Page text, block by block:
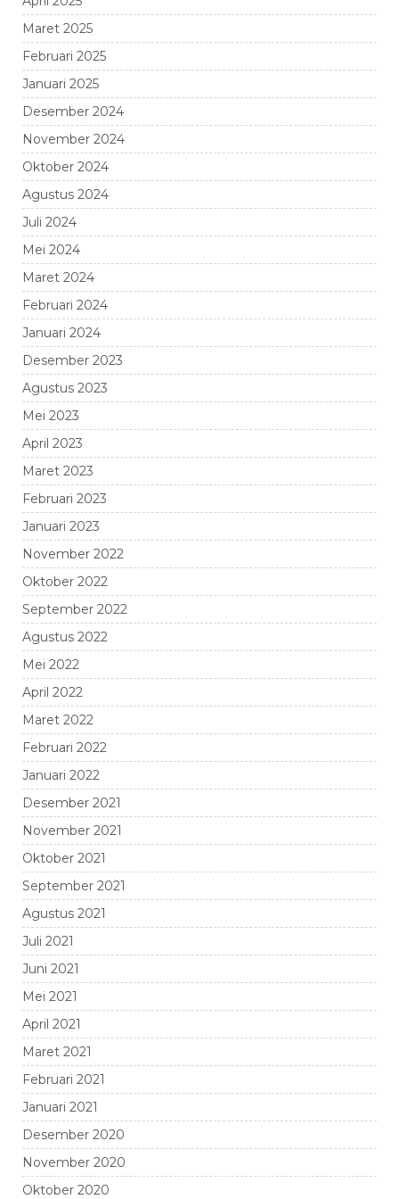
Maret 2025
Februari 2025
Januari 2025
Desember 2024
November 2024
Oktober 2024
Agustus 2024
Juli 2024
Mei 2024
Maret 2024
Februari 2024
Januari 2024
Desember 2023
Agustus 2023
Mei 2023
April 2023
Maret 2023
Februari 2023
Januari 2023
November 2022
Oktober 2022
September 2022
Agustus 2022
Mei 2022
April 2022
Maret 2022
Februari 2022
Januari 2022
Desember 2021
November 2021
Oktober 2021
September 2021
Agustus 2021
Juli 2021
Juni 2021
Mei 2021
April 2021
Maret 2021
Februari 2021
Januari 2021
Desember 2020
November 2020
Oktober 2020